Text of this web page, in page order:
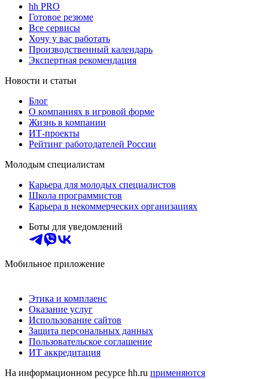
hh PRO
Готовое резюме
Все сервисы
Хочу у вас работать
Производственный календарь
Экспертная рекомендация
Новости и статьи
Блог
О компаниях в игровой форме
Жизнь в компании
ИТ-проекты
Рейтинг работодателей России
Молодым специалистам
Карьера для молодых специалистов
Школа программистов
Карьера в некоммерческих организациях
Боты для уведомлений
Мобильное приложение
Этика и комплаенс
Оказание услуг
Использование сайтов
Защита персональных данных
Пользовательское соглашение
ИТ аккредитация
На информационном ресурсе hh.ru применяются